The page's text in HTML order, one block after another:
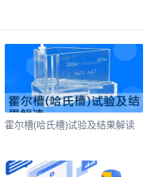
​霍尔槽(哈氏槽)试验及结果解读